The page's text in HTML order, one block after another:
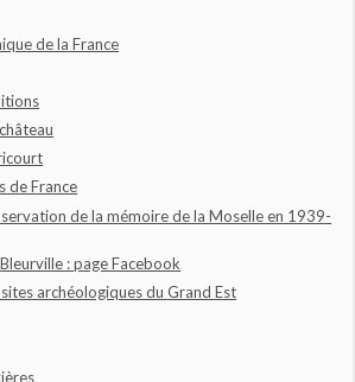
de la France
de France
de la mémoire de la Moselle en 1939-
: page Facebook
archéologiques du Grand Est